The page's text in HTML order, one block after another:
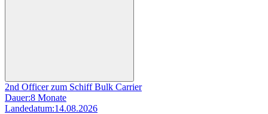
2nd Officer zum Schiff Bulk Carrier
Dauer:8 Monate
Landedatum:14.08.2026